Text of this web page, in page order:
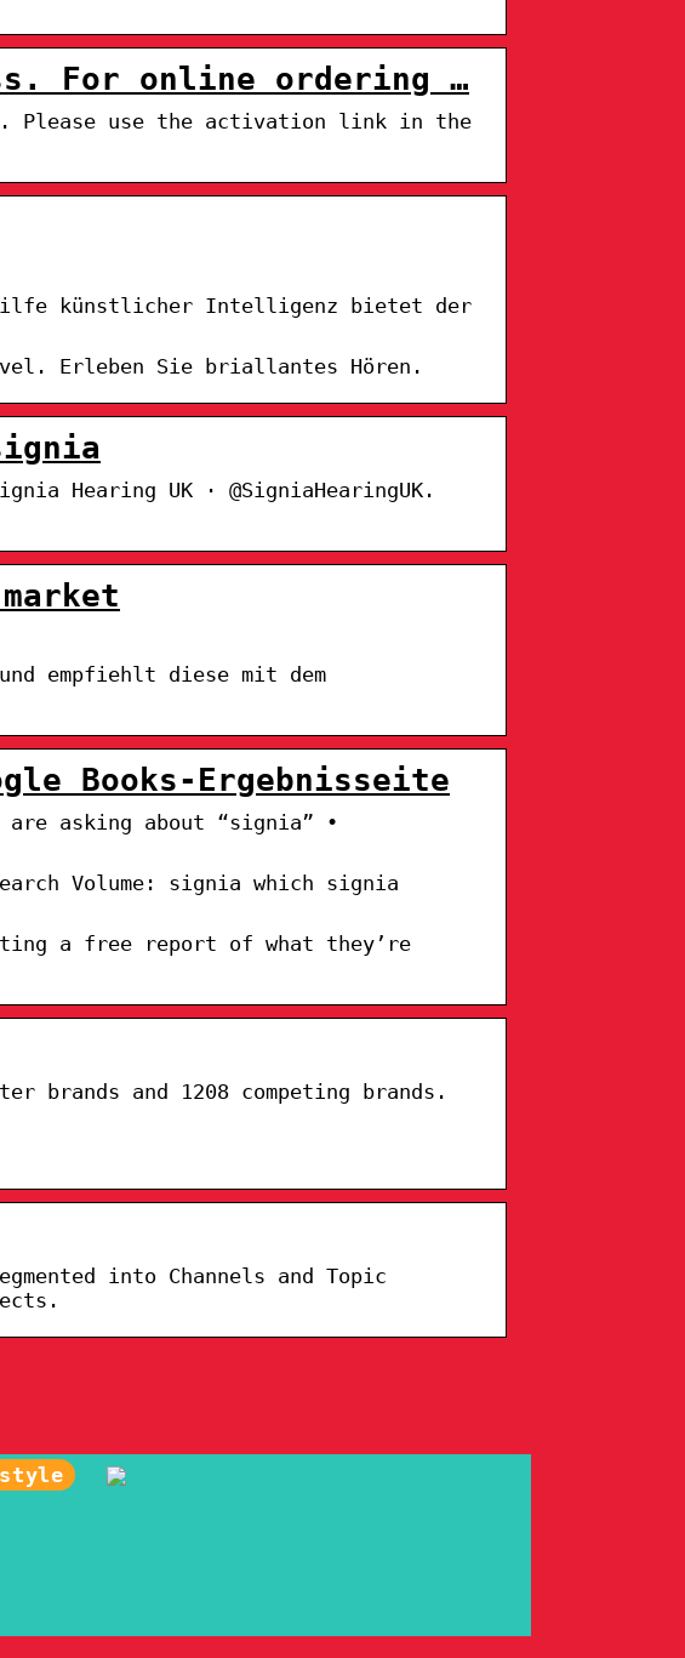
For online ordering …
Please use the activation link in the
künstlicher Intelligenz bietet der
Erleben Sie briallantes Hören.
Hearing UK · @SigniaHearingUK.
empfiehlt diese mit dem
Books-Ergebnisseite
are asking about “signia” •
Volume: signia which signia
a free report of what they’re
brands and 1208 competing brands.
into Channels and Topic